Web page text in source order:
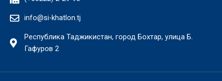
info@si-khatlon.tj
Республика Таджикистан, город Бохтар, улица Б.
Гафуров 2